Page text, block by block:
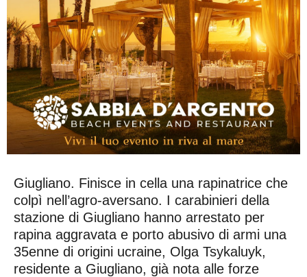
Giugliano. Finisce in cella una rapinatrice che
colpì nell’agro-aversano. I carabinieri della
stazione di Giugliano hanno arrestato per
rapina aggravata e porto abusivo di armi una
35enne di origini ucraine, Olga Tsykaluyk,
residente a Giugliano, già nota alle forze